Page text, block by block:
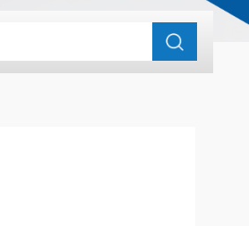
化剂评价系统微反装置 HG-05A湿度